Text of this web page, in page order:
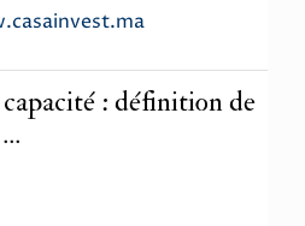
: définition de